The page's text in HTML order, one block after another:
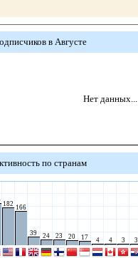
в Августе
Нет данных...
по странам
182 166
39 24 23 20 17 4 4 3 3